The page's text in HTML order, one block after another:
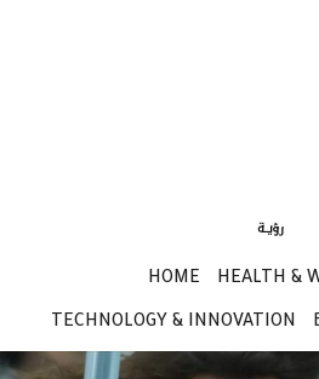
HOME HEALTH &
TECHNOLOGY & INNOVATION